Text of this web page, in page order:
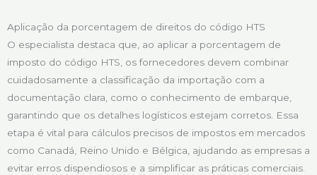
Aplicação da porcentagem de direitos do código HTS
O especialista destaca que, ao aplicar a porcentagem de
imposto do código HTS, os fornecedores devem combinar
cuidadosamente a classificação da importação com a
documentação clara, como o conhecimento de embarque,
garantindo que os detalhes logísticos estejam corretos. Essa
etapa é vital para cálculos precisos de impostos em mercados
como Canadá, Reino Unido e Bélgica, ajudando as empresas a
evitar erros dispendiosos e a simplificar as práticas comerciais.